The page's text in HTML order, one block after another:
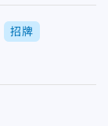
招牌